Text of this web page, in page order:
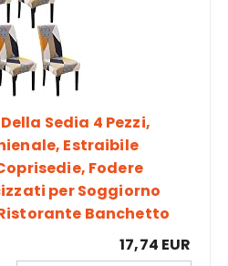
Sedia 4 Pezzi,
Estraibile
Fodere
per Soggiorno
Banchetto
17,74 EUR